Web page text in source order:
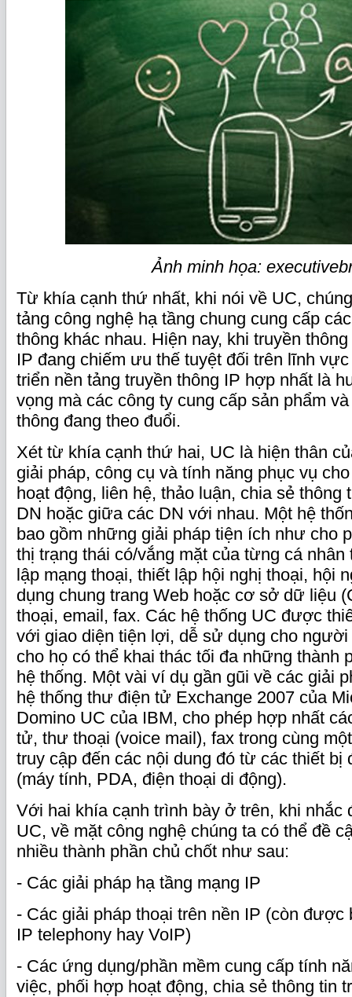
Ảnh minh họa:
Từ khía cạnh thứ nhất, khi nói về UC,
tảng công nghệ hạ tầng chung cung cấp
thông khác nhau. Hiện nay, khi truyền
IP đang chiếm ưu thế tuyệt đối trên lĩnh
triển nền tảng truyền thông IP hợp nhất là
vọng mà các công ty cung cấp sản phẩm
thông đang theo đuổi.
Xét từ khía cạnh thứ hai, UC là hiện thân
giải pháp, công cụ và tính năng phục vụ
hoạt động, liên hệ, thảo luận, chia sẻ thông
DN hoặc giữa các DN với nhau. Một hệ
bao gồm những giải pháp tiện ích như cho
thị trạng thái có/vắng mặt của từng cá
lập mạng thoại, thiết lập hội nghị thoại, hội
dụng chung trang Web hoặc cơ sở dữ liệu
thoại, email, fax. Các hệ thống UC được
với giao diện tiện lợi, dễ sử dụng cho người
cho họ có thể khai thác tối đa những thành
hệ thống. Một vài ví dụ gần gũi về các giải
hệ thống thư điện tử Exchange 2007 của
Domino UC của IBM, cho phép hợp nhất
tử, thư thoại (voice mail), fax trong cùng
truy cập đến các nội dung đó từ các thiết bị
(máy tính, PDA, điện thoại di động).
Với hai khía cạnh trình bày ở trên, khi nhắc
UC, về mặt công nghệ chúng ta có thể đề
nhiều thành phần chủ chốt như sau:
- Các giải pháp hạ tầng mạng IP
- Các giải pháp thoại trên nền IP (còn được
IP telephony hay VoIP)
- Các ứng dụng/phần mềm cung cấp tính
việc, phối hợp hoạt động, chia sẻ thông tin